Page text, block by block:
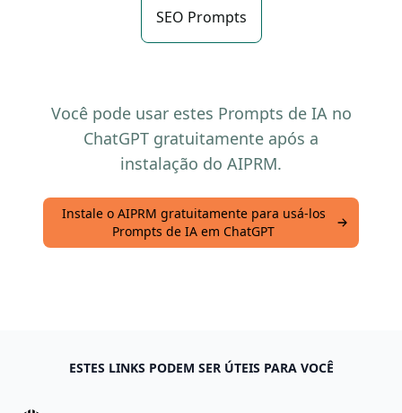
SEO Prompts
Você pode usar estes Prompts de IA no
ChatGPT gratuitamente após a
instalação do AIPRM.
Instale o AIPRM gratuitamente para usá-los
Prompts de IA em ChatGPT
ESTES LINKS PODEM SER ÚTEIS PARA VOCÊ